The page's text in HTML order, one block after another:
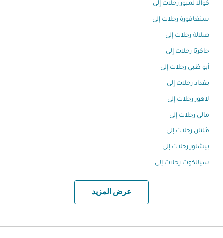
كوالا لمبور رحلات إلى
سنغافورة رحلات إلى
صلالة رحلات إلى
جاكرتا رحلات إلى
أبو ظبي رحلات إلى
بغداد رحلات إلى
لاهور رحلات إلى
مالي رحلات إلى
مُلتان رحلات إلى
بيشاور رحلات إلى
سيالكوت رحلات إلى
عرض المزيد